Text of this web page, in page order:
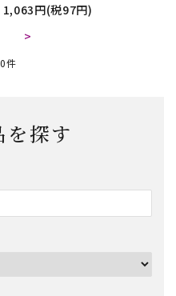
1,063円(税97円)
>
件
を探す